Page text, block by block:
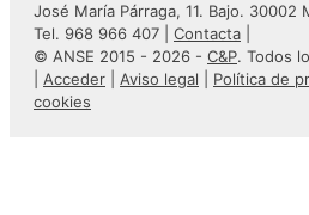
José María Párraga, 11. Bajo. 30002
Tel. 968 966 407 | Contacta
© ANSE 2015 - 2026 - C&P. Todos
Acceder Aviso legal Política de
cookies